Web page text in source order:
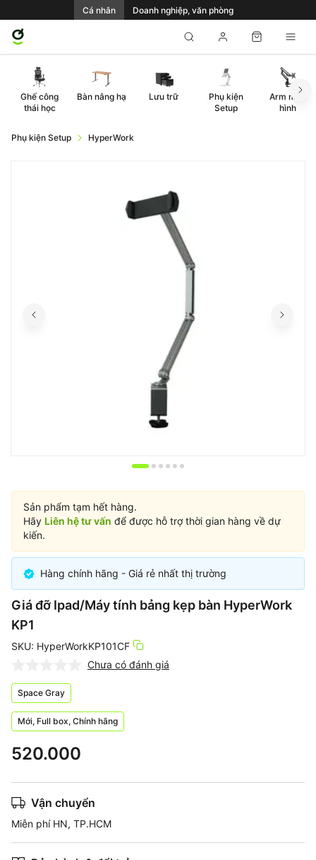
Cá nhân Doanh nghiệp, văn phòng
Ghế công
thái học
Bàn nâng hạ Lưu trữ
Phụ kiện
Setup
Arm màn
hình
Phụ kiện Setup HyperWork
of
Sản phẩm tạm hết hàng.
Hãy Liên hệ tư vấn để được hỗ trợ thời gian hàng về dự
kiến.
Hàng chính hãng - Giá rẻ nhất thị trường
Giá đỡ Ipad/Máy tính bảng kẹp bàn HyperWork
KP1
SKU: HyperWorkKP101CF
Chưa có đánh giá
Space Gray
Mới, Full box, Chính hãng
520.000
Vận chuyển
Miễn phí HN, TP.HCM